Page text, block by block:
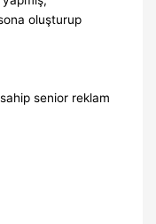
oluşturup
senior reklam